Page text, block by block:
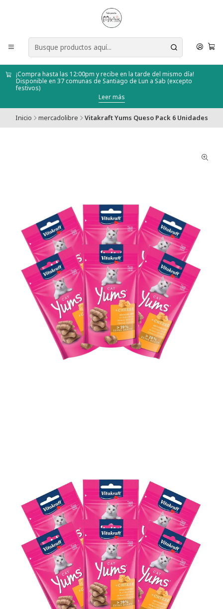
¡Compra hasta las 12:00pm y recibe en la tarde del mismo día!
Disponible en 37 comunas de Santiago de Lun a Sab (excepto
festivos)
Leer más
Inicio mercadolibre Vitakraft Yums Queso Pack 6 Unidades